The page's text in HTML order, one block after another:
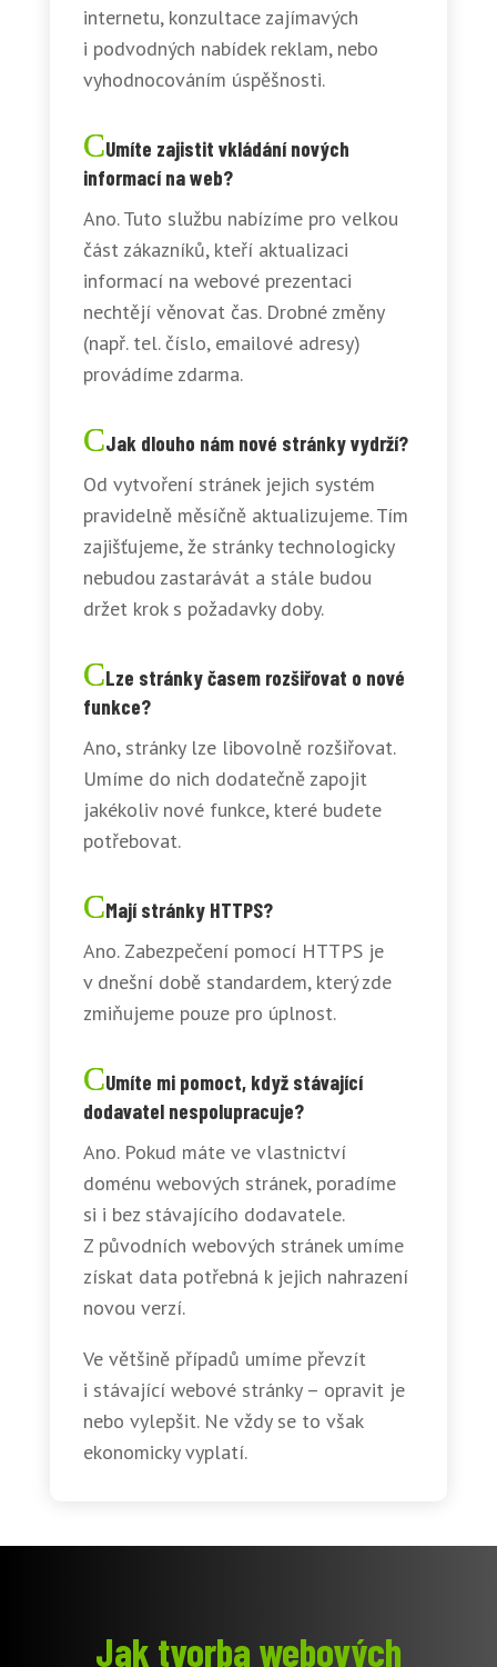
internetu, konzultace zajímavých
i podvodných nabídek reklam, nebo
vyhodnocováním úspěšnosti.
Umíte zajistit vkládání nových
informací na web?
Ano. Tuto službu nabízíme pro velkou
část zákazníků, kteří aktualizaci
informací na webové prezentaci
nechtějí věnovat čas. Drobné změny
(např. tel. číslo, emailové adresy)
provádíme zdarma.
Jak dlouho nám nové stránky vydrží?
Od vytvoření stránek jejich systém
pravidelně měsíčně aktualizujeme. Tím
zajišťujeme, že stránky technologicky
nebudou zastarávát a stále budou
držet krok s požadavky doby.
Lze stránky časem rozšiřovat o nové
funkce?
Ano, stránky lze libovolně rozšiřovat.
Umíme do nich dodatečně zapojit
jakékoliv nové funkce, které budete
potřebovat.
Mají stránky HTTPS?
Ano. Zabezpečení pomocí HTTPS je
v dnešní době standardem, který zde
zmiňujeme pouze pro úplnost.
Umíte mi pomoct, když stávající
dodavatel nespolupracuje?
Ano. Pokud máte ve vlastnictví
doménu webových stránek, poradíme
si i bez stávajícího dodavatele.
Z původních webových stránek umíme
získat data potřebná k jejich nahrazení
novou verzí.
Ve většině případů umíme převzít
i stávající webové stránky – opravit je
nebo vylepšit. Ne vždy se to však
ekonomicky vyplatí.
Jak tvorba webových